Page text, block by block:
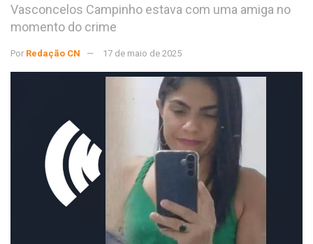
Vasconcelos Campinho estava com uma amiga no
momento do crime
Por Redação CN 17 de maio de 2025